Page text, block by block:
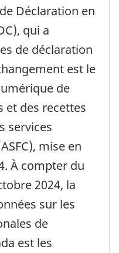
Déclaration en
qui a
de déclaration
est le
de
et des recettes
services
mise en
À compter du
2024, la
sur les
de
est les